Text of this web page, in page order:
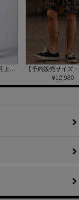
【wjk】【予約販売1月上旬～中旬入荷】function knit easy slacks(jacquard check) ニットイージーパンツ(504 mw08j)
¥12,980